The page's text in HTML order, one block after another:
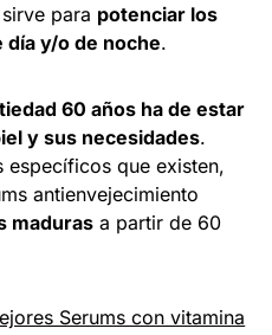
para potenciar los
día y/o de noche.
60 años ha de estar
y sus necesidades.
específicos que existen,
antienvejecimiento
maduras a partir de 60
Serums con vitamina